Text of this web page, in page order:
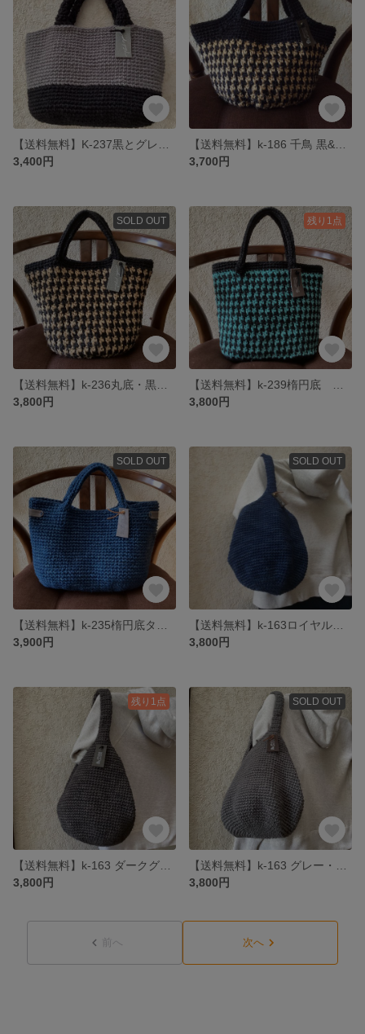
3,400円
3,700円
SOLD OUT
3,800円
残り1点
3,800円
SOLD OUT
3,900円
SOLD OUT
3,800円
残り1点
3,800円
SOLD OUT
3,800円
前へ 次へ